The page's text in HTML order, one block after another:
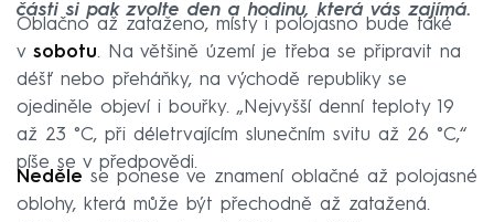
části si pak zvolte den a hodinu, která vás zajímá.
Oblačno až zataženo, místy i polojasno bude také
v sobotu. Na většině území je třeba se připravit na
déšť nebo přeháňky, na východě republiky se
ojediněle objeví i bouřky. „Nejvyšší denní teploty 19
až 23 °C, při déletrvajícím slunečním svitu až 26 °C,“
píše se v předpovědi.
Neděle se ponese ve znamení oblačné až polojasné
oblohy, která může být přechodně až zatažená.